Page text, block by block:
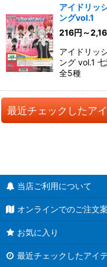
アイドリッ
ングvol.1
216円 ～
アイドリッ
ング vol.1
全5種
最近チェックしたア
当店ご利用について
オンラインでのご注文
お気に入り
最近チェックしたアイ